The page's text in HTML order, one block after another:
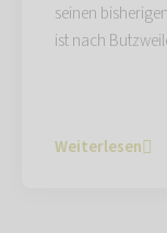
seinen
ist nach
Weiterlesen